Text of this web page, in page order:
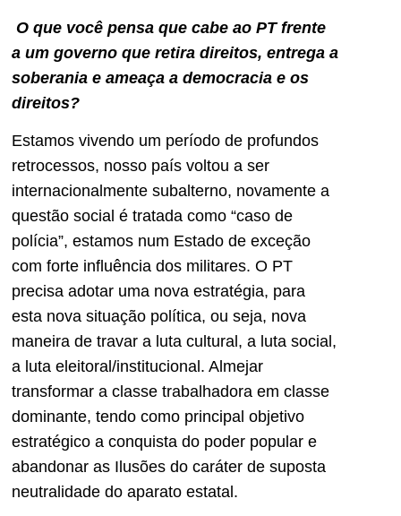
O que você pensa que cabe ao PT frente
a um governo que retira direitos, entrega a
soberania e ameaça a democracia e os
direitos?
Estamos vivendo um período de profundos
retrocessos, nosso país voltou a ser
internacionalmente subalterno, novamente a
questão social é tratada como “caso de
polícia”, estamos num Estado de exceção
com forte influência dos militares. O PT
precisa adotar uma nova estratégia, para
esta nova situação política, ou seja, nova
maneira de travar a luta cultural, a luta social,
a luta eleitoral/institucional. Almejar
transformar a classe trabalhadora em classe
dominante, tendo como principal objetivo
estratégico a conquista do poder popular e
abandonar as Ilusões do caráter de suposta
neutralidade do aparato estatal.